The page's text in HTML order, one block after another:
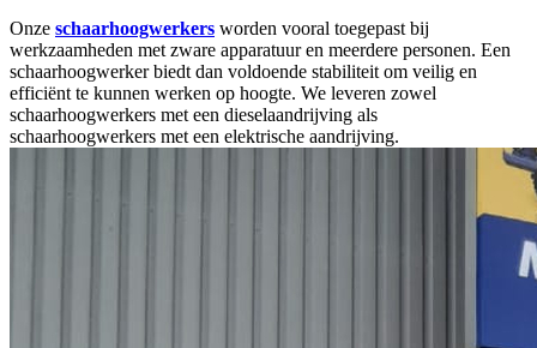
Onze schaarhoogwerkers worden vooral toegepast bij
werkzaamheden met zware apparatuur en meerdere personen. Een
schaarhoogwerker biedt dan voldoende stabiliteit om veilig en
efficiënt te kunnen werken op hoogte. We leveren zowel
schaarhoogwerkers met een dieselaandrijving als
schaarhoogwerkers met een elektrische aandrijving.